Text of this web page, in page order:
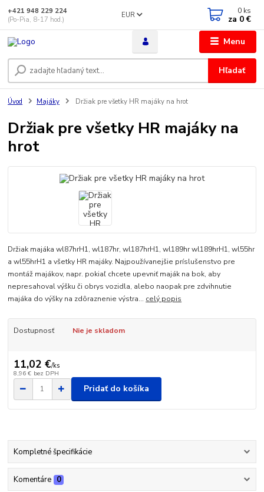
Menu
EUR
Hľadať
+421 948 229 224
(Po-Pia, 8-17 hod.)
0 ks
za 0 €
Úvod Majáky Držiak pre všetky HR majáky na hrot
Držiak pre všetky HR majáky na
hrot
Držiak majáka wl87hrH1, wl187hr, wl187hrH1, wl189hr wl189hrH1, wl55hr
a wl55hrH1 a všetky HR majáky. Najpoužívanejšie príslušenstvo pre
montáž majákov, napr. pokiaľ chcete upevniť maják na bok, aby
nepresahoval výšku či obrys vozidla, alebo naopak pre zdvihnutie
majáka do výšky na zdôraznenie výstra... celý popis
Dostupnosť Nie je skladom
11,02 €/ks
8,96 € bez DPH
Pridať do košíka
Kompletné špecifikácie
Komentáre 0